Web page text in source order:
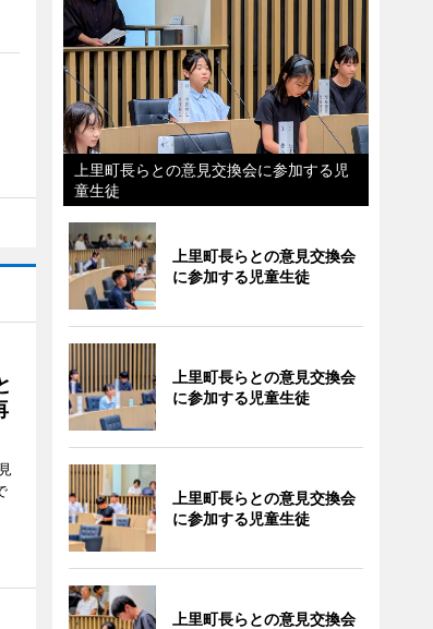
上里町長らとの意見交換会に参加する児
童生徒
上里町長らとの意見交換会
に参加する児童生徒
上里町長らとの意見交換会
に参加する児童生徒
上里町長らとの意見交換会
に参加する児童生徒
上里町長らとの意見交換会